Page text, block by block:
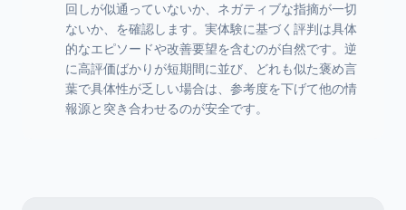
回しが似通っていないか、ネガティブな指摘が一切
ないか、を確認します。実体験に基づく評判は具体
的なエピソードや改善要望を含むのが自然です。逆
に高評価ばかりが短期間に並び、どれも似た褒め言
葉で具体性が乏しい場合は、参考度を下げて他の情
報源と突き合わせるのが安全です。